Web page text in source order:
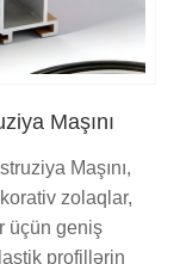
Maşını
Maşını,
zolaqlar,
üçün geniş
profillərin